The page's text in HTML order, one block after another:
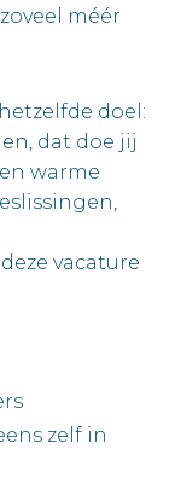
méér
doel:
dat doe jij
warme
vacature
zelf in